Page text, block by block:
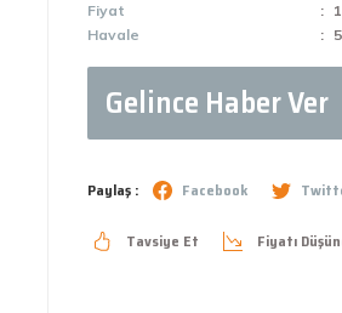
Fiyat
Havale
Gelince Haber Ver
Paylaş : Facebook
Tavsiye Et Fiyatı